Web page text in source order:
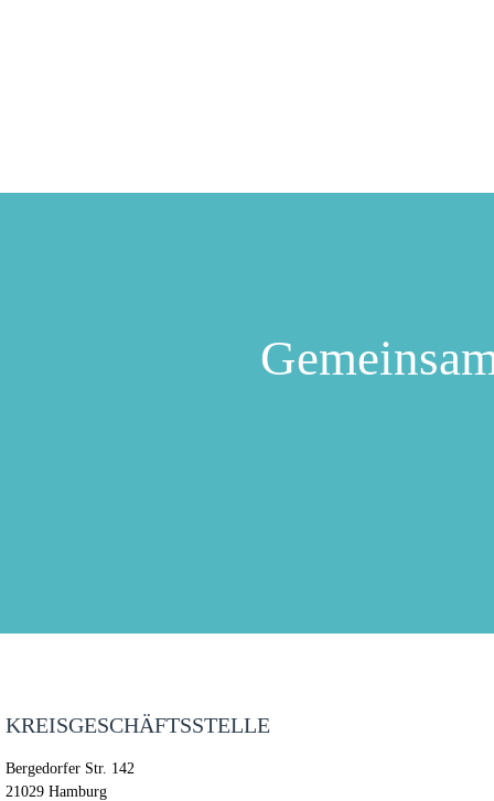
KREISGESCHÄFTSSTELLE
Bergedorfer Str. 142
21029 Hamburg